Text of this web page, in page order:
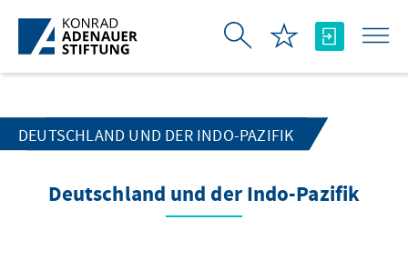
Skip to Main Content
DEUTSCHLAND UND DER INDO-PAZIFIK
Deutschland und der Indo-Pazifik